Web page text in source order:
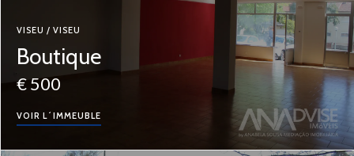
VISEU / VISEU
Boutique
€ 500
VOIR L´IMMEUBLE